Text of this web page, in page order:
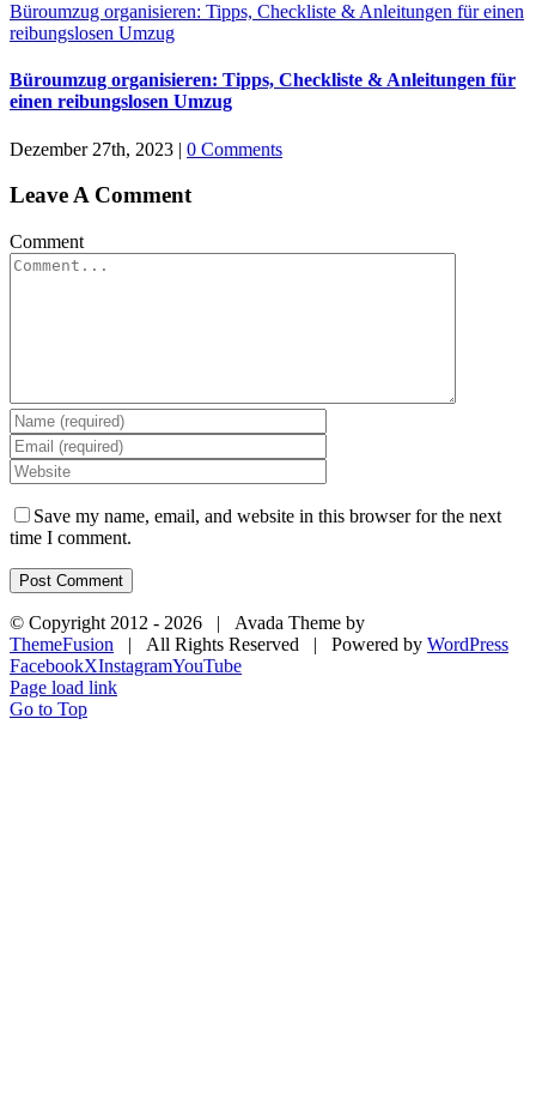
Büroumzug organisieren: Tipps, Checkliste & Anleitungen für einen
reibungslosen Umzug
Büroumzug organisieren: Tipps, Checkliste & Anleitungen für
einen reibungslosen Umzug
Dezember 27th, 2023 | 0 Comments
Leave A Comment
Comment
Save my name, email, and website in this browser for the next
time I comment.
© Copyright 2012 - 2026 | Avada Theme by
ThemeFusion | All Rights Reserved | Powered by WordPress
FacebookXInstagramYouTube
Page load link
Go to Top